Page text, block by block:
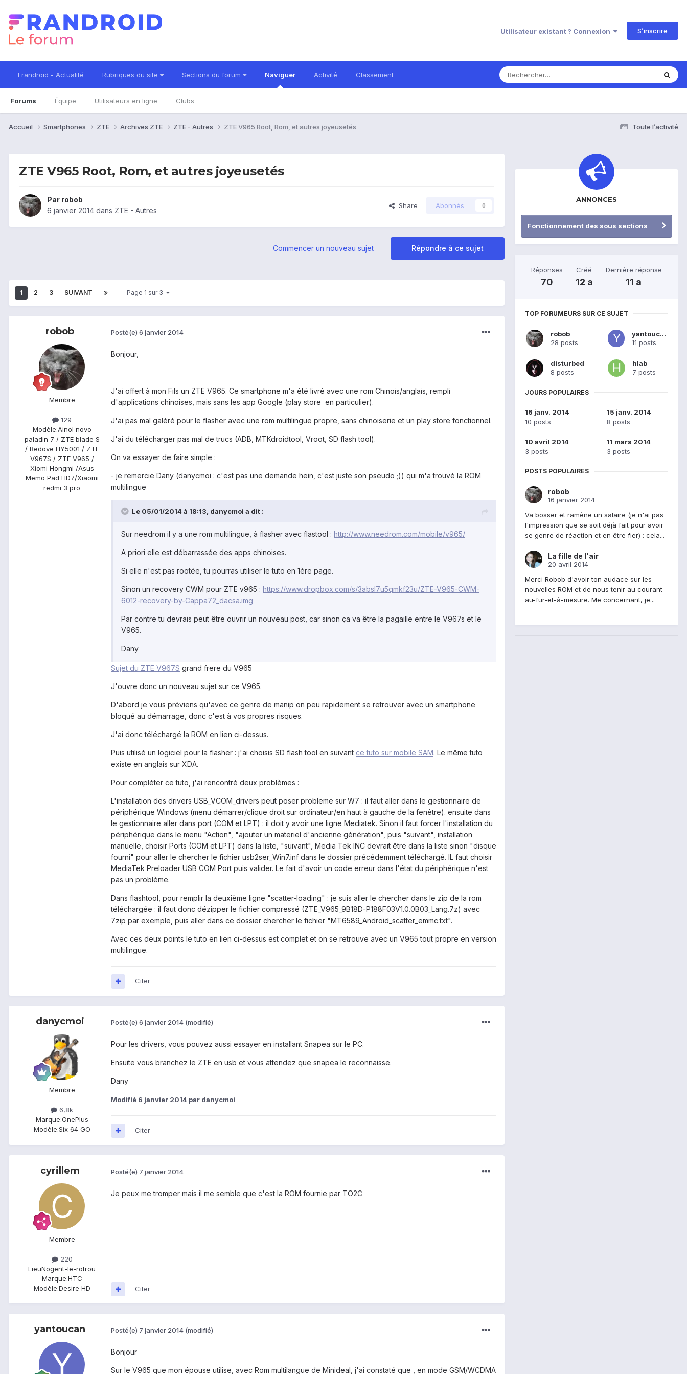
Utilisateur existant ? Connexion S’inscrire
Frandroid - Actualité Rubriques du site Sections du forum Naviguer
Forums Équipe Utilisateurs en ligne Clubs
Activité Classement
Toute l’activité
Accueil Smartphones ZTE Archives ZTE ZTE - Autres ZTE V965 Root, Rom, et autres joyeusetés
ZTE V965 Root, Rom, et autres joyeusetés
Par robob
6 janvier 2014 dans ZTE - Autres
Share Abonnés 0
Répondre à ce sujet
Commencer un nouveau sujet
1 2 3 SUIVANT Page 1 sur 3
robob
Membre
129
Modèle:Ainol novo
paladin 7 / ZTE blade S
/ Bedove HY5001 / ZTE
V967S / ZTE V965 /
Xiomi Hongmi /Asus
Memo Pad HD7/Xiaomi
redmi 3 pro
Posté(e) 6 janvier 2014
Bonjour,
J'ai offert à mon Fils un ZTE V965. Ce smartphone m'a été livré avec une rom Chinois/anglais, rempli
d'applications chinoises, mais sans les app Google (play store en particulier).
J'ai pas mal galéré pour le flasher avec une rom multilingue propre, sans chinoiserie et un play store fonctionnel.
J'ai du télécharger pas mal de trucs (ADB, MTKdroidtool, Vroot, SD flash tool).
On va essayer de faire simple :
- je remercie Dany (danycmoi : c'est pas une demande hein, c'est juste son pseudo ;)) qui m'a trouvé la ROM
multilingue
Le 05/01/2014 à 18:13, danycmoi a dit :
Sur needrom il y a une rom multilingue, à flasher avec flastool : http://www.needrom.com/mobile/v965/
A priori elle est débarrassée des apps chinoises.
Si elle n'est pas rootée, tu pourras utiliser le tuto en 1ère page.
Sinon un recovery CWM pour ZTE v965 : https://www.dropbox.com/s/3absl7u5qmkf23u/ZTE-V965-CWM-
6012-recovery-by-Cappa72_dacsa.img
Par contre tu devrais peut être ouvrir un nouveau post, car sinon ça va être la pagaille entre le V967s et le
V965.
Dany
Sujet du ZTE V967S grand frere du V965
J'ouvre donc un nouveau sujet sur ce V965.
D'abord je vous préviens qu'avec ce genre de manip on peu rapidement se retrouver avec un smartphone
bloqué au démarrage, donc c'est à vos propres risques.
J'ai donc téléchargé la ROM en lien ci-dessus.
Puis utilisé un logiciel pour la flasher : j'ai choisis SD flash tool en suivant ce tuto sur mobile SAM. Le même tuto
existe en anglais sur XDA.
Pour compléter ce tuto, j'ai rencontré deux problèmes :
L'installation des drivers USB_VCOM_drivers peut poser probleme sur W7 : il faut aller dans le gestionnaire de
périphérique Windows (menu démarrer/clique droit sur ordinateur/en haut à gauche de la fenêtre). ensuite dans
le gestionnaire aller dans port (COM et LPT) : il doit y avoir une ligne Mediatek. Sinon il faut forcer l'installation du
périphérique dans le menu "Action", "ajouter un materiel d'ancienne génération", puis "suivant", installation
manuelle, choisir Ports (COM et LPT) dans la liste, "suivant", Media Tek INC devrait être dans la liste sinon "disque
fourni" pour aller le chercher le fichier usb2ser_Win7.inf dans le dossier précédemment téléchargé. IL faut choisir
MediaTek Preloader USB COM Port puis valider. Le fait d'avoir un code erreur dans l'état du périphérique n'est
pas un problème.
Dans flashtool, pour remplir la deuxième ligne "scatter-loading" : je suis aller le chercher dans le zip de la rom
téléchargée : il faut donc dézipper le fichier compressé (ZTE_V965_9B18D-P188F03V1.0.0B03_Lang.7z) avec
7zip par exemple, puis aller dans ce dossier chercher le fichier "MT6589_Android_scatter_emmc.txt".
Avec ces deux points le tuto en lien ci-dessus est complet et on se retrouve avec un V965 tout propre en version
multilingue.
Citer
danycmoi
Membre
6,8k
Marque:OnePlus
Modèle:Six 64 GO
Posté(e) 6 janvier 2014 (modifié)
Pour les drivers, vous pouvez aussi essayer en installant Snapea sur le PC.
Ensuite vous branchez le ZTE en usb et vous attendez que snapea le reconnaisse.
Dany
Modifié 6 janvier 2014 par danycmoi
Citer
cyrillem
Membre
220
LieuNogent-le-rotrou
Marque:HTC
Modèle:Desire HD
Posté(e) 7 janvier 2014
Je peux me tromper mais il me semble que c'est la ROM fournie par TO2C
Citer
yantoucan Posté(e) 7 janvier 2014 (modifié)
Bonjour
Sur le V965 que mon épouse utilise, avec Rom multilangue de Minideal, j'ai constaté que , en mode GSM/WCDMA
ANNONCES
Fonctionnement des sous sections
Réponses
70
Créé
12 a
Dernière réponse
11 a
TOP FORUMEURS SUR CE SUJET
robob
28 posts
yantoucan
11 posts
disturbed
8 posts
hlab
7 posts
JOURS POPULAIRES
16 janv. 2014
10 posts
15 janv. 2014
8 posts
10 avril 2014
3 posts
11 mars 2014
3 posts
POSTS POPULAIRES
robob
16 janvier 2014
Va bosser et ramène un salaire (je n'ai pas
l'impression que se soit déjà fait pour avoir
se genre de réaction et en être fier) : cela...
La fille de l'air
20 avril 2014
Merci Robob d'avoir ton audace sur les
nouvelles ROM et de nous tenir au courant
au-fur-et-à-mesure. Me concernant, je...